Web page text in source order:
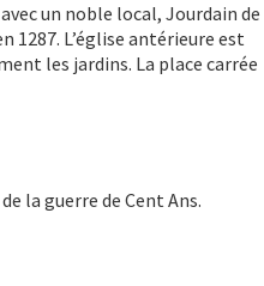
un noble local, Jourdain de
1287. L’église antérieure est
les jardins. La place carrée
la guerre de Cent Ans.